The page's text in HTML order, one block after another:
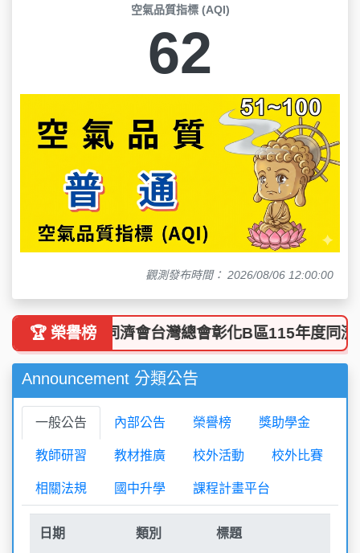
空氣品質指標 (AQI)
62
觀測發布時間： 2026/08/06 12:00:00
🏆 榮譽榜
于榮獲同濟會台灣總會彰化B區115年度同濟盃兒
Announcement 分類公告
一般公告 內部公告 榮譽榜 獎助學金
教師研習 教材推廣 校外活動 校外比賽
相關法規 國中升學 課程計畫平台
日期 類別 標題